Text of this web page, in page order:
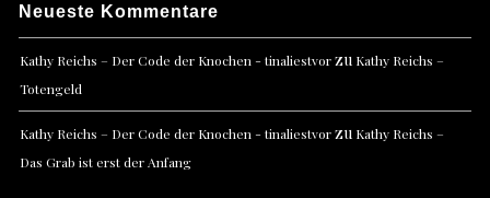
Neueste Kommentare
Kathy Reichs – Der Code der Knochen - tinaliestvorzu Kathy Reichs –
Totengeld
Kathy Reichs – Der Code der Knochen - tinaliestvorzu Kathy Reichs –
Das Grab ist erst der Anfang